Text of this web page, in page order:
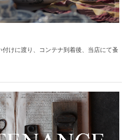
けに渡り、コンテナ到着後、当店にて蚤